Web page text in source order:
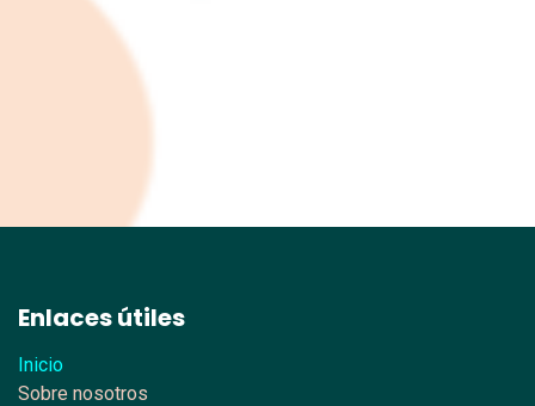
Enlaces útiles
Inicio
Sobre nosotros